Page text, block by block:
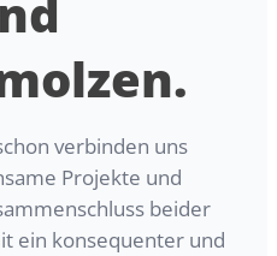
verbinden uns
Projekte und
beider
ein konsequenter und